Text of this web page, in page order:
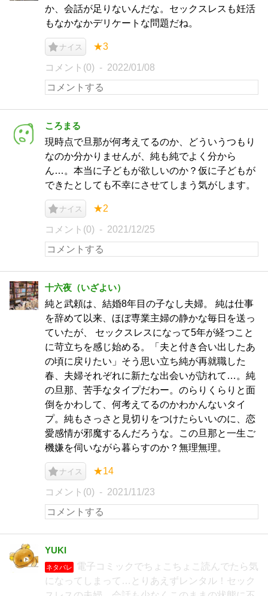
か、会話が足りないんだな。セックスレスも妊活
もなかなかデリケートな問題だね。
ナイス ★3
コメント(0) 2022/01/08
ころまる
現時点で旦那が何考えてるのか、どういうつもり
なのか分かりませんが、純も純でよく分から
ん…。本当に子どもが欲しいのか？仮に子どもが
できたとしても不幸にさせてしまう気がします。
ナイス ★2
コメント(0) 2021/12/25
十六夜（いざよい）
純と武頼は、結婚8年目の子なし夫婦。 純は仕事
を辞めて以来、ほぼ専業主婦の静かな毎日を送っ
ていたが、 セックスレスになって5年が経つこと
に苛立ちを感じ始める。「夫と付き合い出したあ
の頃に戻りたい」そう思い立ち純が再就職した
春、夫婦それぞれに新たな出会いが訪れて…。純
の旦那、苦手なタイプだわー。のらりくらりと面
倒をかわして、何考えてるのかわかんないタイ
プ。純もさっさと見切りをつけたらいいのに、恋
愛感情が邪魔するんだろうな。この旦那と一生ご
機嫌を伺いながら暮らすのか？無理無理。
ナイス ★14
コメント(0) 2021/11/23
YUKI
ネタバレ
電子コミックでちょこちょこ読んでたら気
になってしまって…とりあえずレンタル！セック